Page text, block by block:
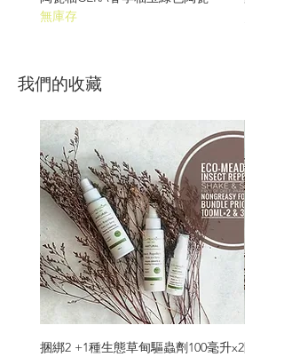
無庫存
我們的收藏
捆綁2 +1種生態草甸驅蟲劑100毫升x2